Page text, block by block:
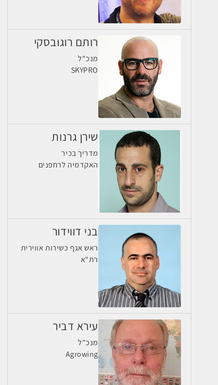
רותם רוגובסקי
מנכ"ל
SKYPRO
שירן גרנות
מדריך בכיר
האקדמיה לרחפנים
בני דווידור
ראש אגף כשירות אווירית
רת"א
עירא דביר
מנכ"ל
Agrowing